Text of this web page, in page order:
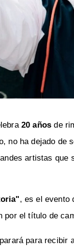
20 años de
no ha dejado
artistas que
, es el evento
por el título de
para